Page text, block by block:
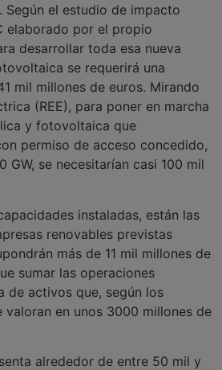
el estudio de impacto
elaborado por el propio
desarrollar toda esa nueva
se requerirá una
mil millones de euros. Mirando
(REE), para poner en marcha
y fotovoltaica que
permiso de acceso concedido,
GW, se necesitarían casi 100 mil
instaladas, están las
renovables previstas
más de 11 mil millones de
sumar las operaciones
de activos que, según los
valoran en unos 3000 millones de
alrededor de entre 50 mil y